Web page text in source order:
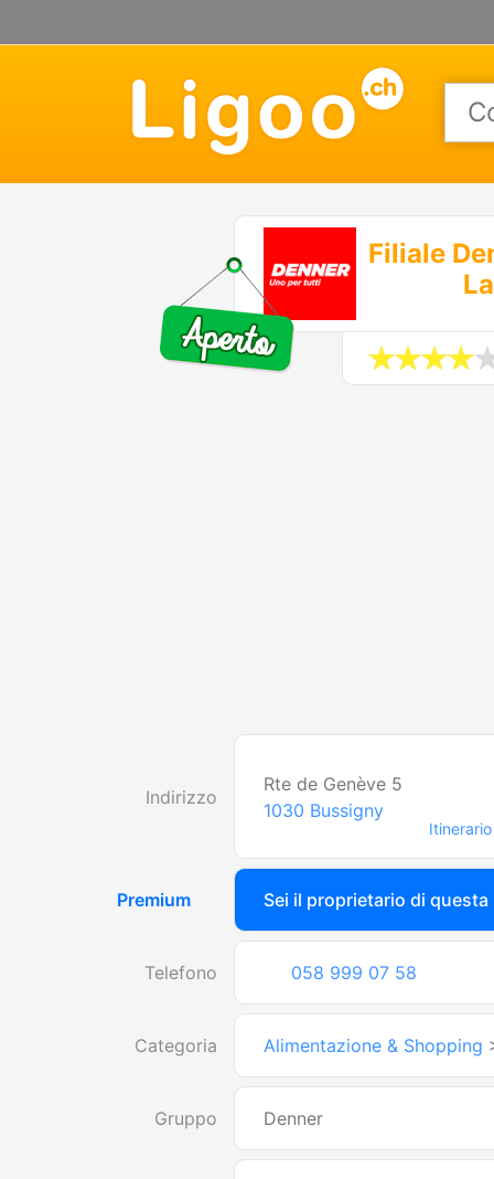
Filiale
Indirizzo
Rte de Genève 5
1030 Bussigny
Itinerario
Premium Sei il proprietario di
Telefono 058 999 07 58
Categoria Alimentazione & Shopping
Gruppo Denner